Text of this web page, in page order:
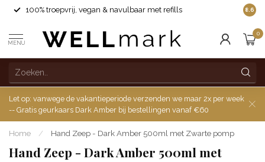
100% troepvrij, vegan & navulbaar met refills 8.6
MENU
0
Let op: vanwege de vakantieperiode verzenden we maar 2x per week
-- Gratis geurkaars Dark Amber bij bestellingen vanaf €60
Home / Hand Zeep - Dark Amber 500ml met Zwarte pomp
Hand Zeep - Dark Amber 500ml met